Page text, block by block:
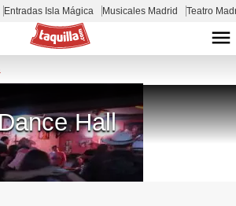
Entradas Isla Mágica Musicales Madrid Teatro
Hall